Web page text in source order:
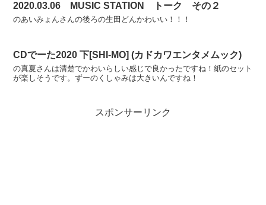
2020.03.06 MUSIC STATION トーク その２
のあいみょんさんの後ろの生田どんかわいい！！！
CDでーた2020 下[SHI-MO] (カドカワエンタメムック)
の真夏さんは清楚でかわいらしい感じで良かったですね！紙のセット
が楽しそうです。ずーのくしゃみは大きいんですね！
スポンサーリンク